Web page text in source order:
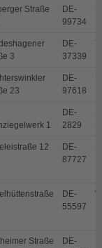
Straße
DE-
99734
3
DE-
37339
23
DE-
97618
1
DE-
2829
12
DE-
87727
DE-
55597
Straße
DE-